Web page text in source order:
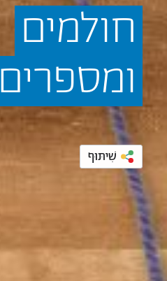
חולמים
ומספרים
שִׁיתּוּף